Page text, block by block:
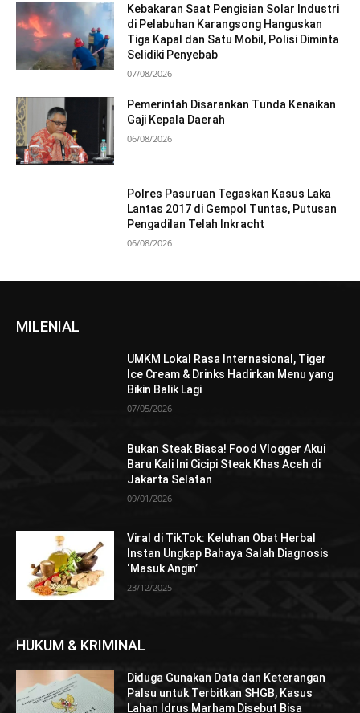
Kebakaran Saat Pengisian Solar Industri
di Pelabuhan Karangsong Hanguskan
Tiga Kapal dan Satu Mobil, Polisi Diminta
Selidiki Penyebab
07/08/2026
Pemerintah Disarankan Tunda Kenaikan
Gaji Kepala Daerah
06/08/2026
Polres Pasuruan Tegaskan Kasus Laka
Lantas 2017 di Gempol Tuntas, Putusan
Pengadilan Telah Inkracht
06/08/2026
MILENIAL
UMKM Lokal Rasa Internasional, Tiger
Ice Cream & Drinks Hadirkan Menu yang
Bikin Balik Lagi
07/05/2026
Bukan Steak Biasa! Food Vlogger Akui
Baru Kali Ini Cicipi Steak Khas Aceh di
Jakarta Selatan
09/01/2026
Viral di TikTok: Keluhan Obat Herbal
Instan Ungkap Bahaya Salah Diagnosis
‘Masuk Angin’
23/12/2025
HUKUM & KRIMINAL
Diduga Gunakan Data dan Keterangan
Palsu untuk Terbitkan SHGB, Kasus
Lahan Idrus Marham Disebut Bisa